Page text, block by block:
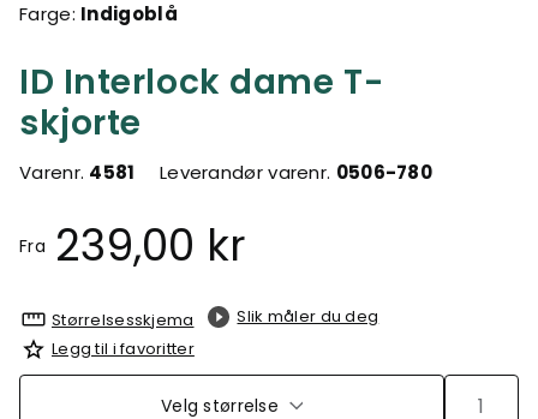
ID Interlock dame T-
skjorte
Varenr. 4581 Leverandør varenr. 0506-780
Fra 239,00 kr
Farge: Indigoblå
Størrelsesskjema
Slik måler du deg
Legg til i favoritter
Velg størrelse